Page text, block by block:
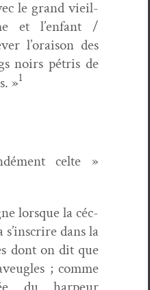
le grand vieil­
et l’enfant /
l’oraison des
noirs pétris de
»1
celte »
lorsque la céc­
dans la
dont on dit que
; comme